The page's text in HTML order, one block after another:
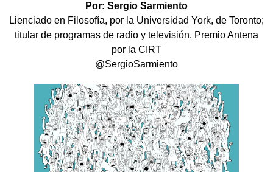
Por: Sergio Sarmiento
Lienciado en Filosofía, por la Universidad York, de Toronto;
titular de programas de radio y televisión. Premio Antena
por la CIRT
@SergioSarmiento